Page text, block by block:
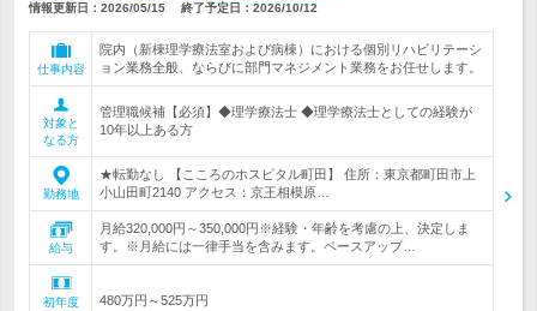
情報更新日：2026/05/15 終了予定日： 2026/10/12
仕事内容
院内（新棟理学療法室および病棟）における個別リハビリテーシ
ョン業務全般、ならびに部門マネジメント業務をお任せします。
対象と
なる方
管理職候補【必須】◆理学療法士 ◆理学療法士としての経験が
10年以上ある方
勤務地
★転勤なし 【こころのホスピタル町田】 住所：東京都町田市上
小山田町2140 アクセス：京王相模原…
給与
月給320,000円～350,000円※経験・年齢を考慮の上、決定しま
す。※月給には一律手当を含みます。ベースアップ…
初年度
480万円～525万円